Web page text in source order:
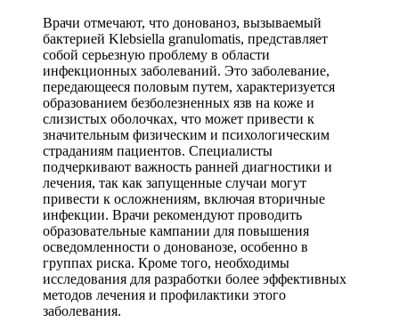
Врачи отмечают, что донованоз, вызываемый
бактерией Klebsiella granulomatis, представляет
собой серьезную проблему в области
инфекционных заболеваний. Это заболевание,
передающееся половым путем, характеризуется
образованием безболезненных язв на коже и
слизистых оболочках, что может привести к
значительным физическим и психологическим
страданиям пациентов. Специалисты
подчеркивают важность ранней диагностики и
лечения, так как запущенные случаи могут
привести к осложнениям, включая вторичные
инфекции. Врачи рекомендуют проводить
образовательные кампании для повышения
осведомленности о донованозе, особенно в
группах риска. Кроме того, необходимы
исследования для разработки более эффективных
методов лечения и профилактики этого
заболевания.